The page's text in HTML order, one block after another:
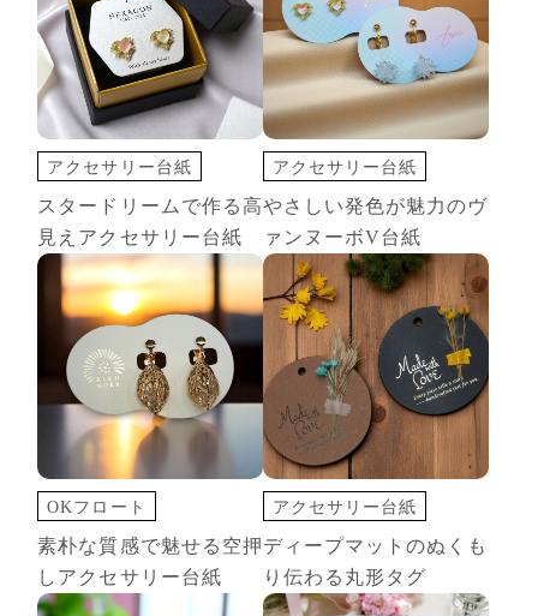
アクセサリー台紙
切込オプション
変形カード
白インク 印刷
スタードリームで作る高
見えアクセサリー台紙
アクセサリー台紙
切込オプション
印刷+箔押し
変形カード
やさしい発色が魅力のヴ
ァンヌーボV台紙
OKフロート
アクセサリー台紙
切込オプション
変形カード
素朴な質感で魅せる空押
しアクセサリー台紙
アクセサリー台紙
ショップカード
タグ
ディープマット
ディープマットのぬくも
り伝わる丸形タグ